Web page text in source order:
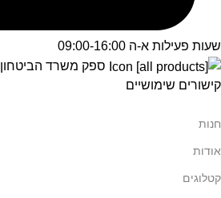
שעות פעילות א-ה 09:00-16:00
ספק משרד הביטחון 11036663
קישורים שימושיים
חנות
אודות
קטלוגים